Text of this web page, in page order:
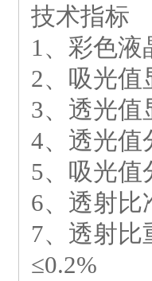
技术指标
1、彩色液
2、吸光值
3、透光值
4、透光值
5、吸光值
6、透射比
7、透射比
≤0.2%